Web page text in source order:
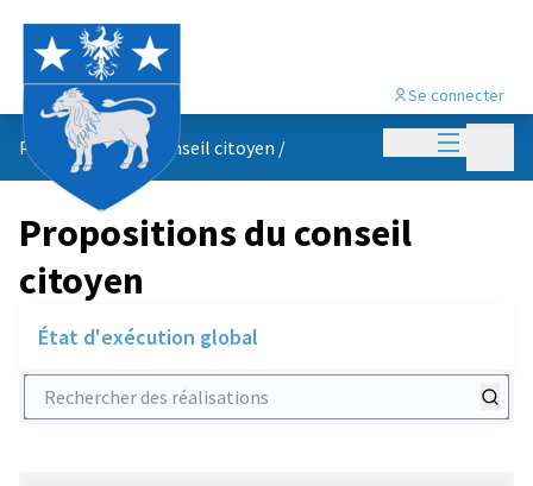
Menu
Se connecter
Propositions du conseil citoyen /
Propositions du conseil
citoyen
État d'exécution global
Rechercher des réalisations